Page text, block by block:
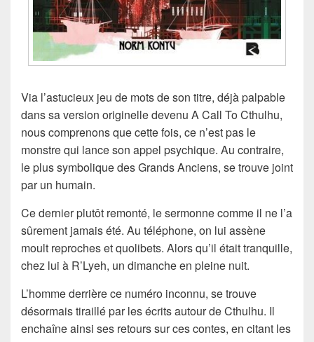
Via l’astucieux jeu de mots de son titre, déjà palpable
dans sa version originelle devenu A Call To Cthulhu,
nous comprenons que cette fois, ce n’est pas le
monstre qui lance son appel psychique. Au contraire,
le plus symbolique des Grands Anciens, se trouve joint
par un humain.
Ce dernier plutôt remonté, le sermonne comme il ne l’a
sûrement jamais été. Au téléphone, on lui assène
moult reproches et quolibets. Alors qu’il était tranquille,
chez lui à R’Lyeh, un dimanche en pleine nuit.
L’homme derrière ce numéro inconnu, se trouve
désormais tiraillé par les écrits autour de Cthulhu. Il
enchaîne ainsi ses retours sur ces contes, en citant les